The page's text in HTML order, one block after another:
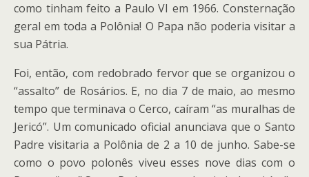
como tinham feito a Paulo VI em 1966. Consternação
geral em toda a Polônia! O Papa não poderia visitar a
sua Pátria.
Foi, então, com redobrado fervor que se organizou o
“assalto” de Rosários. E, no dia 7 de maio, ao mesmo
tempo que terminava o Cerco, caíram “as muralhas de
Jericó”. Um comunicado oficial anunciava que o Santo
Padre visitaria a Polônia de 2 a 10 de junho. Sabe-se
como o povo polonês viveu esses nove dias com o